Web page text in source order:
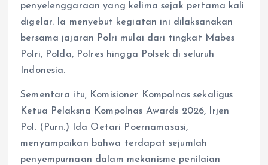
penyelenggaraan yang kelima sejak pertama kali
digelar. Ia menyebut kegiatan ini dilaksanakan
bersama jajaran Polri mulai dari tingkat Mabes
Polri, Polda, Polres hingga Polsek di seluruh
Indonesia.
Sementara itu, Komisioner Kompolnas sekaligus
Ketua Pelaksna Kompolnas Awards 2026, Irjen
Pol. (Purn.) Ida Oetari Poernamasasi,
menyampaikan bahwa terdapat sejumlah
penyempurnaan dalam mekanisme penilaian